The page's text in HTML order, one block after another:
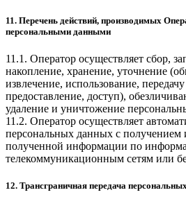
11. Перечень действий, производимых
персональными данными
11.1. Оператор осуществляет сбор,
накопление, хранение, уточнение
извлечение, использование,
предоставление, доступ),
удаление и уничтожение
11.2. Оператор осуществляет
персональных данных с получением
полученной информации по
телекоммуникационным сетям или
12. Трансграничная передача